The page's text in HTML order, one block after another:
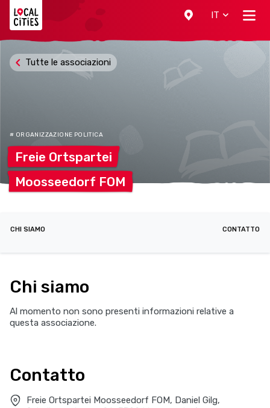
IT
# ORGANIZZAZIONE POLITICA
Freie Ortspartei
Moosseedorf FOM
Tutte le associazioni
CHI SIAMO CONTATTO
Chi siamo
Al momento non sono presenti informazioni relative a
questa associazione.
Contatto
Freie Ortspartei Moosseedorf FOM, Daniel Gilg,